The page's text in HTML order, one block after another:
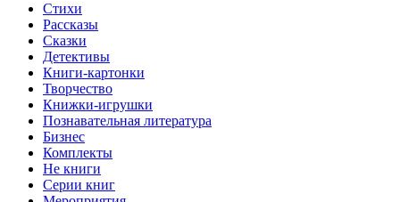
Стихи
Рассказы
Сказки
Детективы
Книги-картонки
Творчество
Книжки-игрушки
Познавательная литература
Бизнес
Комплекты
Не книги
Серии книг